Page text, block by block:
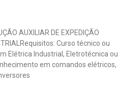
AUXILIAR DE EXPEDIÇÃO
Curso técnico ou
Elétrica Industrial, Eletrotécnica ou
em comandos elétricos,